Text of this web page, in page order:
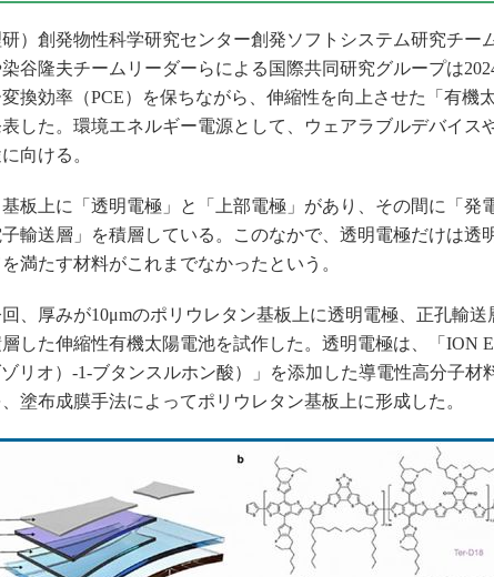
光伝送技術を知る
“異端児エンジニア”が仕掛けた社内
改革、執念の180日
イノベーションは日本を救うのか
JASA発IoT通信
IHSアナリスト「未来展望」
「英語に愛されないエンジニア」の
ための新行動論
）創発物性科学研究センター創発ソフトシステム研究チー
谷隆夫チームリーダーらによる国際共同研究グループは
換効率（PCE）を保ちながら、伸縮性を向上させた「有機
した。環境エネルギー電源として、ウェアラブルデバイス
向ける。
板上に「透明電極」と「上部電極」があり、その間に「発
子輸送層」を積層している。このなかで、透明電極だけは透
満たす材料がこれまでなかったという。
、厚みが10μmのポリウレタン基板上に透明電極、正孔輸送
した伸縮性有機太陽電池を試作した。透明電極は、「ION
ゾリオ）-1-ブタンスルホン酸）」を添加した導電性高分子材
、塗布成膜手法によってポリウレタン基板上に形成した。